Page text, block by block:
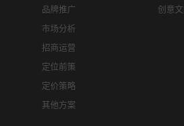
品牌推广
市场分析
招商运营
定位前策
定价策略
其他方案
创意